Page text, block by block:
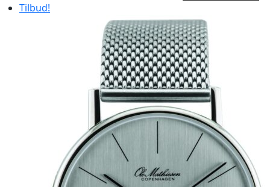
7.585,00 kr..
pris
er:
6.372,00 kr..
Tilbud!